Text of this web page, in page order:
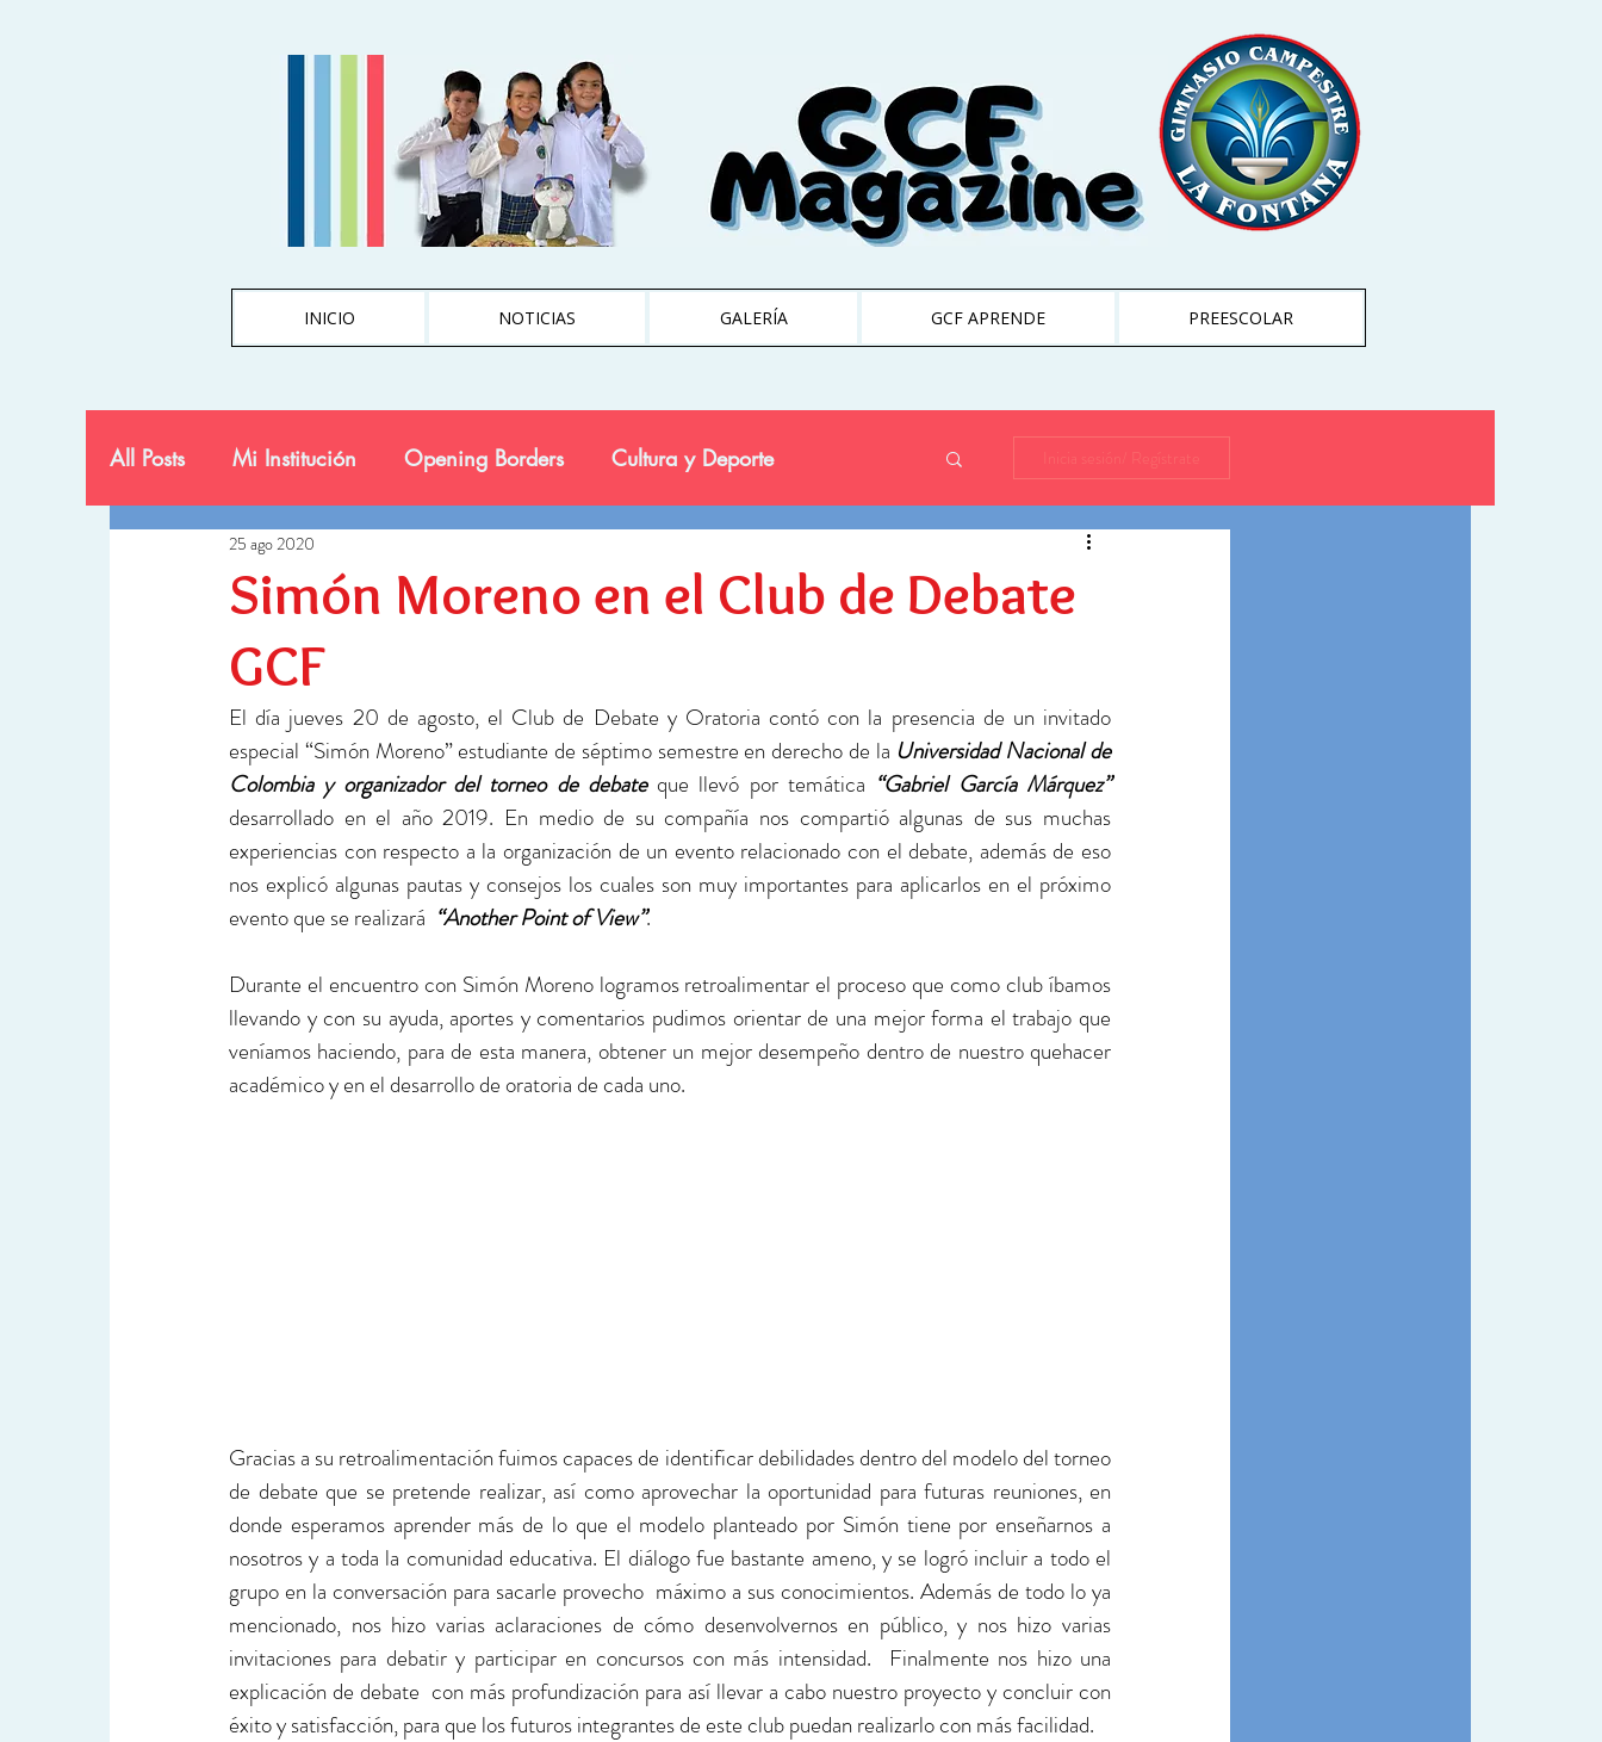
INICIO NOTICIAS GALERÍA GCF APRENDE PREESCOLAR
All Posts Mi Institución Opening Borders Cultura y Deporte
Ciencia y Tecnología
Inicia sesión/ Regístrate
Simón Moreno en el Club de Debate
GCF
25 ago 2020
El día jueves 20 de agosto, el Club de Debate y Oratoria contó con la presencia de un invitado
especial “Simón Moreno” estudiante de séptimo semestre en derecho de la Universidad Nacional de
Colombia y organizador del torneo de debate que llevó por temática
“Gabriel García Márquez”
desarrollado en el año 2019. En medio de su compañía nos compartió algunas de sus muchas
experiencias con respecto a la organización de un evento relacionado con el debate, además de eso
nos explicó algunas pautas y consejos los cuales son muy importantes para aplicarlos en el próximo
evento que se realizará “Another Point of View”.
Durante el encuentro con Simón Moreno logramos retroalimentar el proceso que como club íbamos
llevando y con su ayuda, aportes y comentarios pudimos orientar de una mejor forma el trabajo que
veníamos haciendo, para de esta manera, obtener un mejor desempeño dentro de nuestro quehacer
académico y en el desarrollo de oratoria de cada uno.
Gracias a su retroalimentación fuimos capaces de identificar debilidades dentro del modelo del torneo
de debate que se pretende realizar, así como aprovechar la oportunidad para futuras reuniones, en
donde esperamos aprender más de lo que el modelo planteado por Simón tiene por enseñarnos a
nosotros y a toda la comunidad educativa. El diálogo fue bastante ameno, y se logró incluir a todo el
grupo en la conversación para sacarle provecho  máximo a sus conocimientos. Además de todo lo ya
mencionado, nos hizo varias aclaraciones de cómo desenvolvernos en público, y nos hizo varias
invitaciones para debatir y participar en concursos con más intensidad.  Finalmente nos hizo una
explicación de debate  con más profundización para así llevar a cabo nuestro proyecto y concluir con
éxito y satisfacción, para que los futuros integrantes de este club puedan realizarlo con más facilidad.